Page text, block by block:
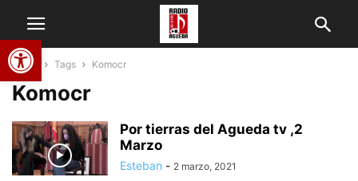
Abrir barra de herramientas
Home Tags Komocr
Komocr
Por tierras del Agueda tv ,2
Marzo
Esteban - 2 marzo, 2021